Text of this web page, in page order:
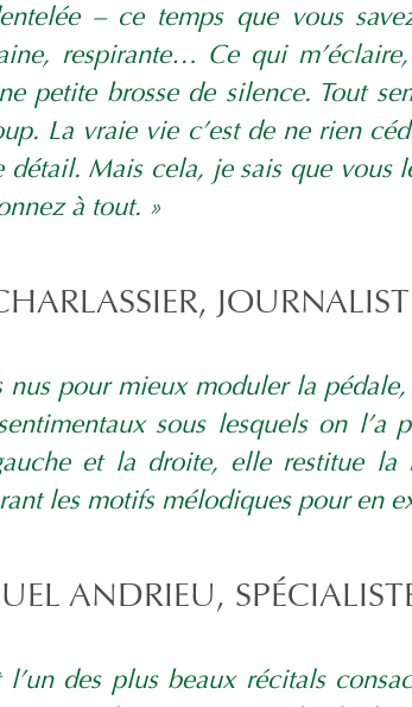
– ce temps que vous
respirante… Ce qui
petite brosse de silence. Tout
La vraie vie c’est de ne rien
détail. Mais cela, je sais que
à tout. »
nus pour mieux moduler la
sous lesquels on l’a
et la droite, elle restitue la
les motifs mélodiques pour en
ANDRIEU,
l’un des plus beaux récitals